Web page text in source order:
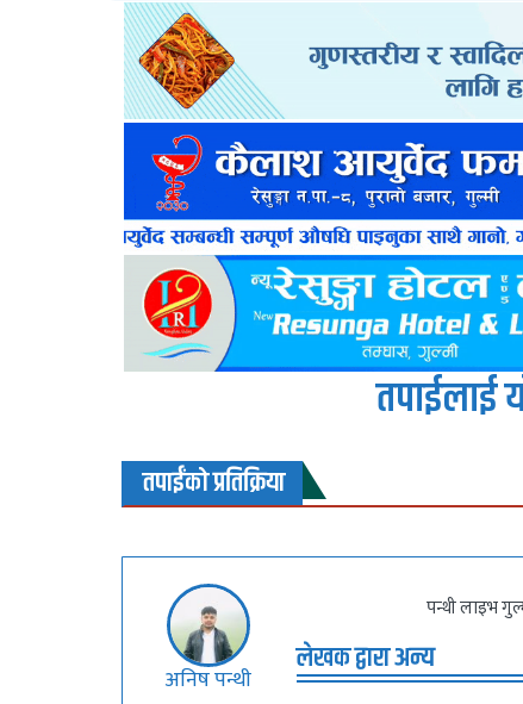
तपाईलाई
तपाईंको प्रतिक्रिया
अनिष पन्थी
पन्थी लाइभ
लेखक द्वारा अन्य